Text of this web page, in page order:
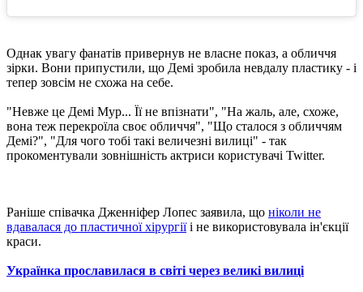
Однак увагу фанатів привернув не власне показ, а обличчя
зірки. Вони припустили, що Демі зробила невдалу пластику - і
тепер зовсім не схожа на себе.
"Невже це Демі Мур... Її не впізнати", "На жаль, але, схоже,
вона теж перекроїла своє обличчя", "Що сталося з обличчям
Демі?", "Для чого тобі такі величезні вилиці" - так
прокоментували зовнішність актриси користувачі Twitter.
Раніше співачка Дженніфер Лопес заявила, що ніколи не
вдавалася до пластичної хірургіїі не використовувала ін'єкції
краси.
Українка прославилася в світі через великі вилиці